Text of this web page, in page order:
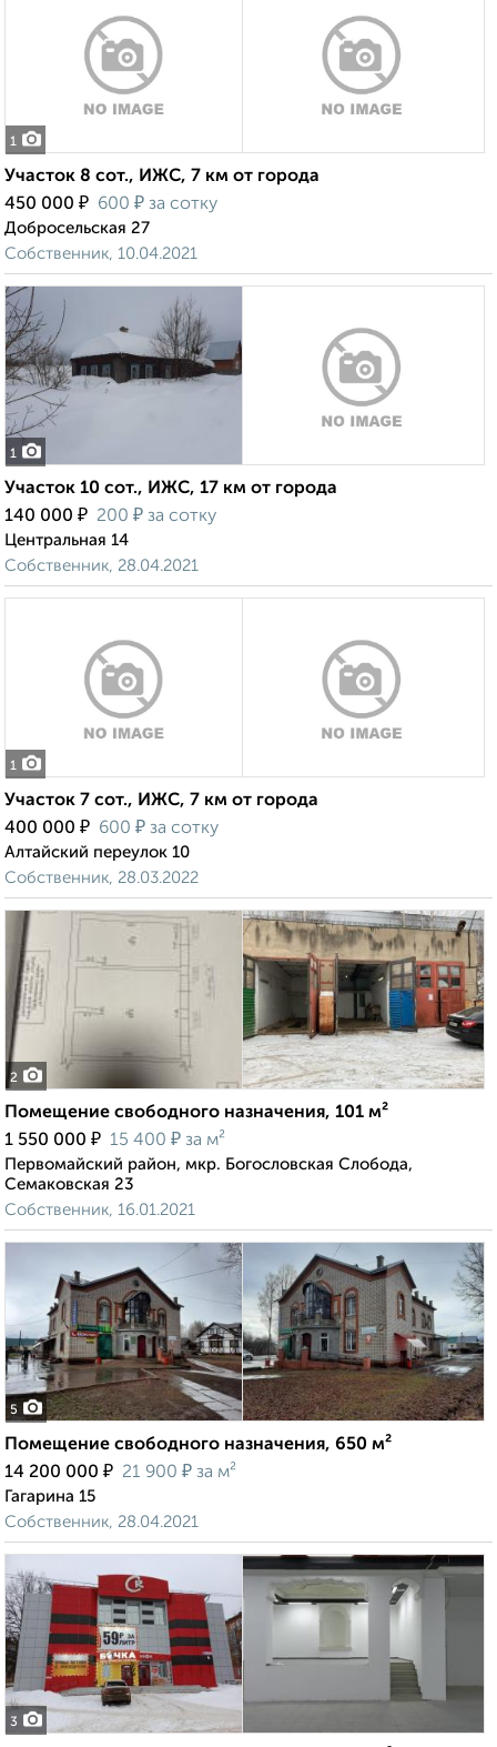
1
Участок 8 сот., ИЖС, 7 км от города
450 000 ₽ 600 ₽ за сотку
Добросельская 27
Собственник, 10.04.2021
1
Участок 10 сот., ИЖС, 17 км от города
140 000 ₽ 200 ₽ за сотку
Центральная 14
Собственник, 28.04.2021
1
Участок 7 сот., ИЖС, 7 км от города
400 000 ₽ 600 ₽ за сотку
Алтайский переулок 10
Собственник, 28.03.2022
2
Помещение свободного назначения, 101 м²
1 550 000 ₽ 15 400 ₽ за м²
Первомайский район, мкр. Богословская Слобода,
Семаковская 23
Собственник, 16.01.2021
5
Помещение свободного назначения, 650 м²
14 200 000 ₽ 21 900 ₽ за м²
Гагарина 15
Собственник, 28.04.2021
3